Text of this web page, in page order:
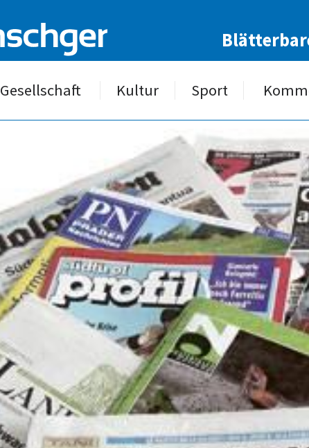
Gesellschaft Kultur Sport